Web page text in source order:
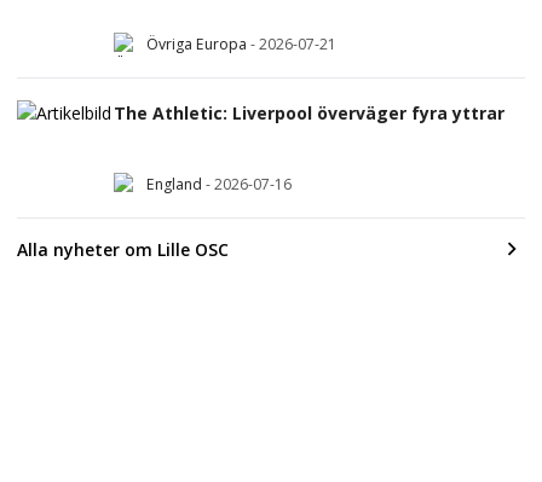
Övriga Europa -2026-07-21
The Athletic: Liverpool överväger fyra yttrar
England -2026-07-16
Alla nyheter om Lille OSC